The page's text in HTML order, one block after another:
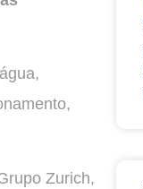
Zurich,